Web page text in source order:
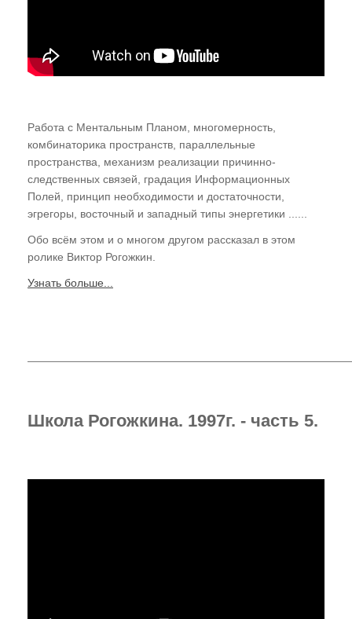
Нам пишут!
Читаем "Эниологию"...
Это интересно
Новости Планеты ( ссылки )
Послушать
В. Рогожкин для СМИ
Работа с Ментальным Планом, многомерность,
комбинаторика пространств, параллельные
пространства, механизм реализации причинно-
следственных связей, градация Информационных
Полей, принцип необходимости и достаточности,
эгрегоры, восточный и западный типы энергетики ......
Обо всём этом и о многом другом рассказал в этом
ролике Виктор Рогожкин.
Узнать больше...
Школа Рогожкина. 1997г. - часть 5.